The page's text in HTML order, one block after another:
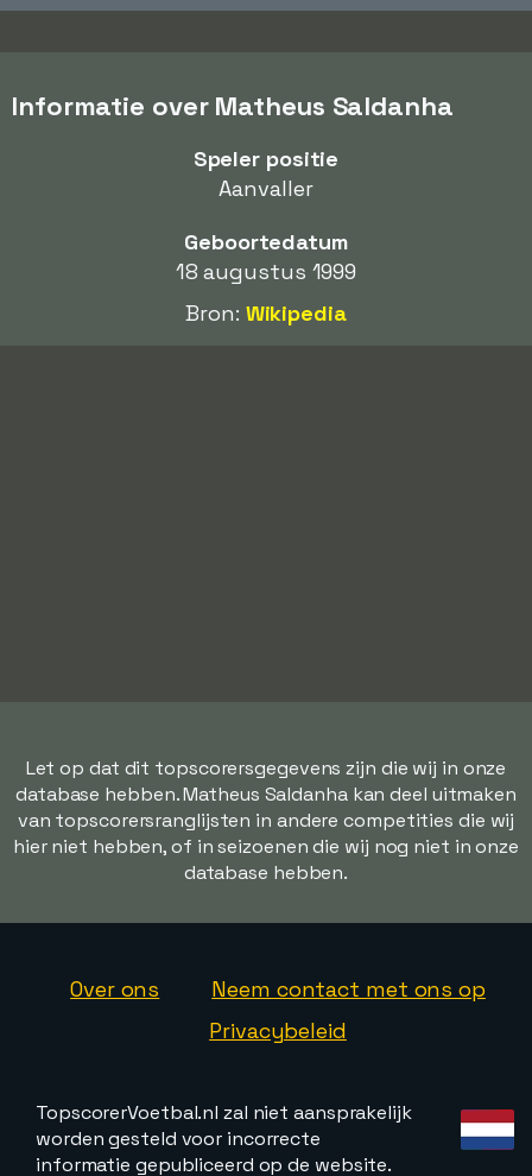
Informatie over Matheus Saldanha
Speler positie
Aanvaller
Geboortedatum
18 augustus 1999
Bron: Wikipedia
Let op dat dit topscorersgegevens zijn die wij in onze
database hebben. Matheus Saldanha kan deel uitmaken
van topscorersranglijsten in andere competities die wij
hier niet hebben, of in seizoenen die wij nog niet in onze
database hebben.
Over ons
Neem contact met ons op
Privacybeleid
TopscorerVoetbal.nl zal niet aansprakelijk
worden gesteld voor incorrecte
informatie gepubliceerd op de website.